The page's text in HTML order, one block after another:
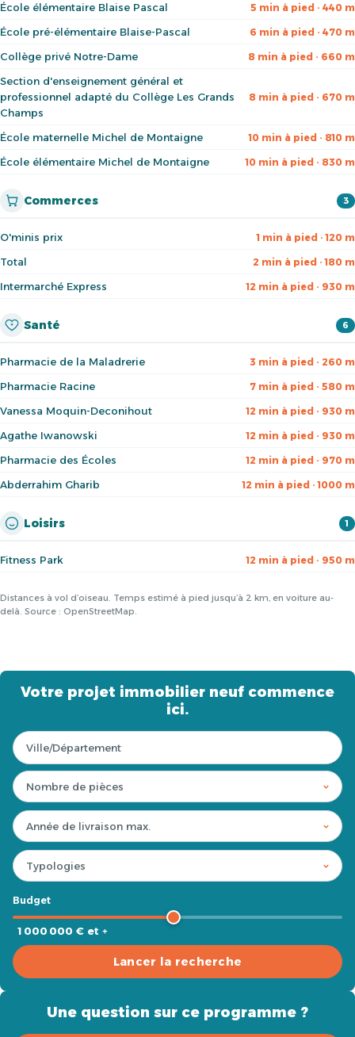
École élémentaire Blaise Pascal 5 min à pied · 440 m
École pré-élémentaire Blaise-Pascal 6 min à pied · 470 m
Collège privé Notre-Dame 8 min à pied · 660 m
Section d'enseignement général et
professionnel adapté du Collège Les Grands
Champs
8 min à pied · 670 m
École maternelle Michel de Montaigne 10 min à pied · 810 m
École élémentaire Michel de Montaigne 10 min à pied · 830 m
Commerces 3
O'minis prix 1 min à pied · 120 m
Total 2 min à pied · 180 m
Intermarché Express 12 min à pied · 930 m
Santé 6
Pharmacie de la Maladrerie 3 min à pied · 260 m
Pharmacie Racine 7 min à pied · 580 m
Vanessa Moquin-Deconihout 12 min à pied · 930 m
Agathe Iwanowski 12 min à pied · 930 m
Pharmacie des Écoles 12 min à pied · 970 m
Abderrahim Gharib 12 min à pied · 1000 m
Loisirs 1
Fitness Park 12 min à pied · 950 m
Distances à vol d’oiseau. Temps estimé à pied jusqu’à 2 km, en voiture au-
delà. Source : OpenStreetMap.
Votre projet immobilier neuf commence
ici.
Budget
1 000 000 € et +
Lancer la recherche
Une question sur ce programme ?